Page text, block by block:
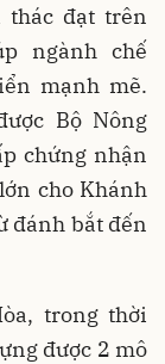
thác đạt trên
ngành chế
mạnh mẽ.
Bộ Nông
chứng nhận
cho Khánh
đánh bắt đến
trong thời
được 2 mô